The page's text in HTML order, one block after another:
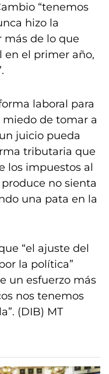
“tenemos
hizo la
más de lo que
en el primer año,
laboral para
de tomar a
juicio pueda
tributaria que
los impuestos al
no sienta
una pata en la
“el ajuste del
la política”
un esfuerzo más
nos tenemos
(DIB) MT